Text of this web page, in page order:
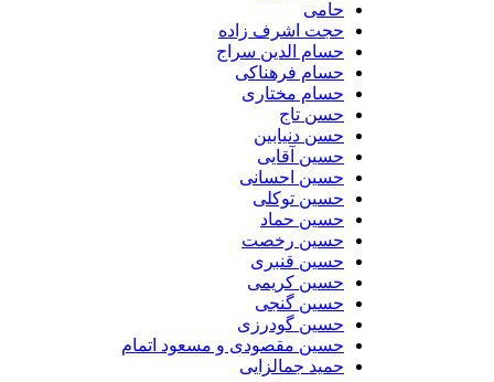
حجت اشرف زاده
حسام الدین سراج
حسام فرهناکی
حسام مختاری
حسن تاج
حسن دنیابین
حسین آقایی
حسین احسانی
حسین توکلی
حسین حماد
حسین رخصت
حسین قنبری
حسین کریمی
حسین گنجی
حسین گودرزی
حسین مقصودی و مسعود اتمام
حمید جمالزایی